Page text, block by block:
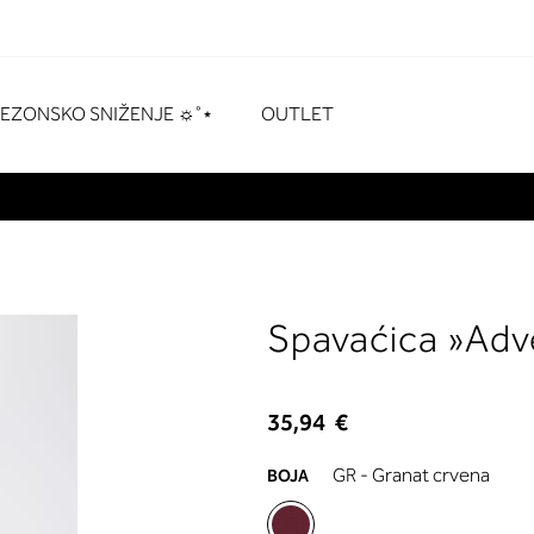
SNIŽENJE ☼˚⋆ OUTLET
Spavaćica
35,94 €
BOJA GR - Granat crvena